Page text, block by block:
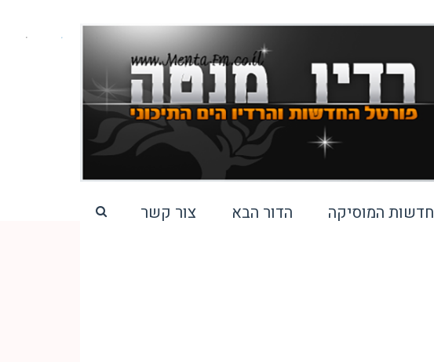
חדשות המוסיקה הדור הבא צור קשר